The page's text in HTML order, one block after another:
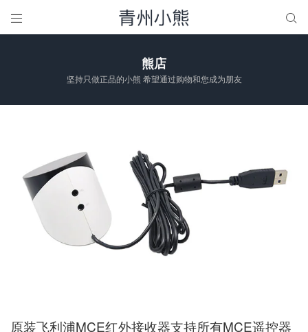
 
熊店
坚持只做正品的小熊 希望通过购物和您成为朋友
原装飞利浦MCE红外接收器支持所有MCE遥控器